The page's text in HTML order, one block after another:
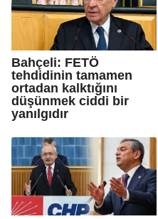
Bahçeli: FETÖ
tehdidinin tamamen
ortadan kalktığını
düşünmek ciddi bir
yanılgıdır